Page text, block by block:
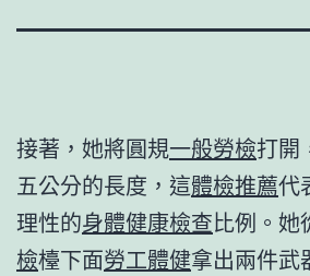
接著，她將圓規一般勞檢打開
五公分的長度，這體檢推薦代
理性的身體健康檢查比例。她
檢檯下面勞工體健拿出兩件武